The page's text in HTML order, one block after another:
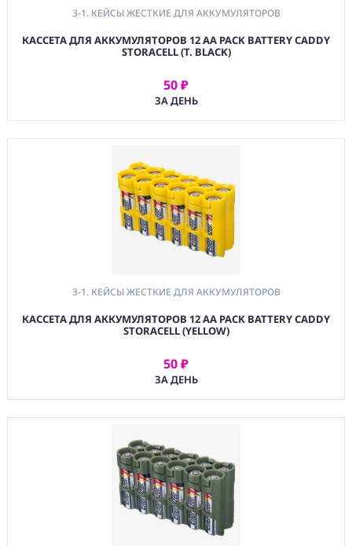
3-1. КЕЙСЫ ЖЕСТКИЕ ДЛЯ АККУМУЛЯТОРОВ
КАССЕТА ДЛЯ АККУМУЛЯТОРОВ 12 AA PACK BATTERY CADDY
STORACELL (T. BLACK)
50 ₽
ЗА ДЕНЬ
АРЕНДОВАТЬ
3-1. КЕЙСЫ ЖЕСТКИЕ ДЛЯ АККУМУЛЯТОРОВ
КАССЕТА ДЛЯ АККУМУЛЯТОРОВ 12 AA PACK BATTERY CADDY
STORACELL (YELLOW)
50 ₽
ЗА ДЕНЬ
АРЕНДОВАТЬ